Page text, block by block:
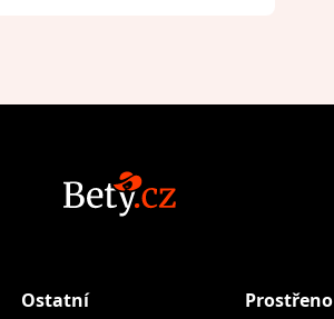
Ostatní Prostřeno